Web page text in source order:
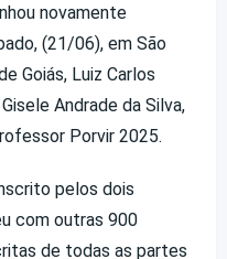
novamente
(21/06), em São
Goiás, Luiz Carlos
Andrade da Silva,
Porvir 2025.
pelos dois
com outras 900
de todas as partes